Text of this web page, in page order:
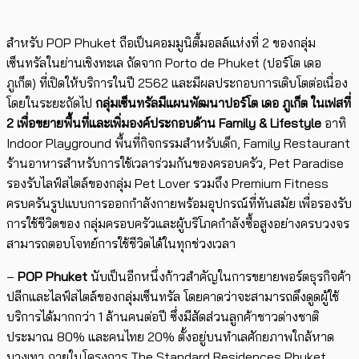
สำหรับ POP Phuket ถือเป็นคอมมูนิตี้มอลล์แห่งที่ 2 ของกลุ่ม
เซ็นทรัลในย่านเชิงทะเล ถัดจาก Porto de Phuket (ปอร์โต เดอ
ภูเก็ต) ที่เปิดให้บริการในปี 2562 และมีผลประกอบการเติบโตต่อเนื่อง
โดยในระยะถัดไป กลุ่มเซ็นทรัลมีแผนพัฒนาปอร์โต เดอ ภูเก็ต ในเฟสที่
2 เพื่อขยายพื้นที่และเพิ่มองค์ประกอบด้าน Family & Lifestyle อาทิ
Indoor Playground พื้นที่กิจกรรมสำหรับเด็ก, Family Restaurant
ร้านอาหารสำหรับการใช้เวลาร่วมกันของครอบครัว, Pet Paradise
รองรับไลฟ์สไตล์ของกลุ่ม Pet Lover รวมถึง Premium Fitness
ครบครันรูปแบบการออกกำลังกายพร้อมอุปกรณ์ที่ทันสมัย เพื่อรองรับ
การใช้ชีวิตของ กลุ่มครอบครัวและผู้บริโภคกำลังซื้อสูงอย่างครบวงจร
สามารถตอบโจทย์การใช้ชีวิตได้ในทุกช่วงเวลา
– POP Phuket นับเป็นอีกหนึ่งก้าวสำคัญในการขยายพอร์ตธุรกิจค้า
ปลีกและไลฟ์สไตล์ของกลุ่มเซ็นทรัล โดยคาดว่าจะสามารถดึงดูดผู้ใช้
บริการได้มากกว่า 1 ล้านคนต่อปี ซึ่งมีสัดส่วนลูกค้าชาวต่างชาติ
ประมาณ 80% และคนไทย 20% ตั้งอยู่บนทำเลศักยภาพใกล้หาด